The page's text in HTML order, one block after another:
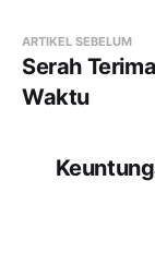
ARTIKEL SEBELUM
Serah
Waktu